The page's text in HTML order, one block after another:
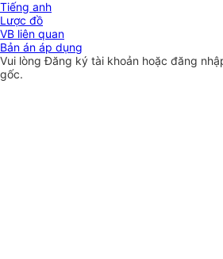
Tiếng anh
Lược đồ
VB liên quan
Bản án áp dụng
Vui lòngĐăng ký tài khoản hoặc đăng
gốc.